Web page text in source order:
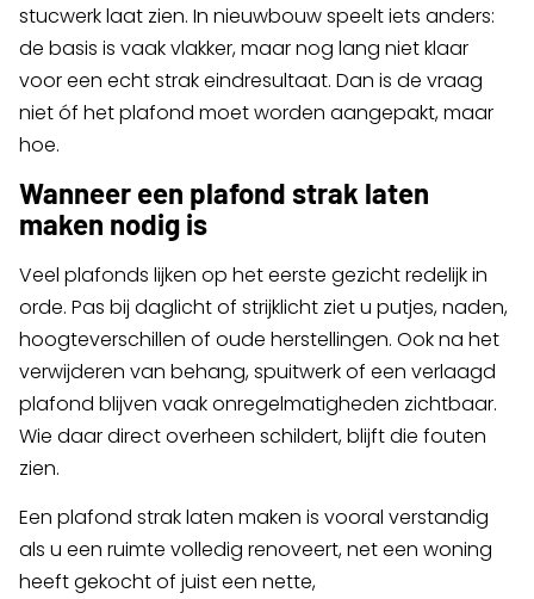
stucwerk laat zien. In nieuwbouw speelt iets anders:
de basis is vaak vlakker, maar nog lang niet klaar
voor een echt strak eindresultaat. Dan is de vraag
niet óf het plafond moet worden aangepakt, maar
hoe.
Wanneer een plafond strak laten
maken nodig is
Veel plafonds lijken op het eerste gezicht redelijk in
orde. Pas bij daglicht of strijklicht ziet u putjes, naden,
hoogteverschillen of oude herstellingen. Ook na het
verwijderen van behang, spuitwerk of een verlaagd
plafond blijven vaak onregelmatigheden zichtbaar.
Wie daar direct overheen schildert, blijft die fouten
zien.
Een plafond strak laten maken is vooral verstandig
als u een ruimte volledig renoveert, net een woning
heeft gekocht of juist een nette,